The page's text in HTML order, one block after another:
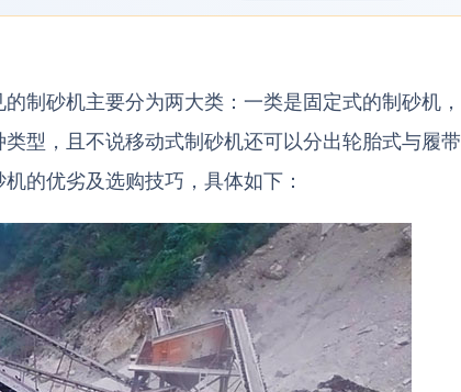
制砂机主要分为两大类：一类是固定式的制砂机，
型，且不说移动式制砂机还可以分出轮胎式与履带
的优劣及选购技巧，具体如下：